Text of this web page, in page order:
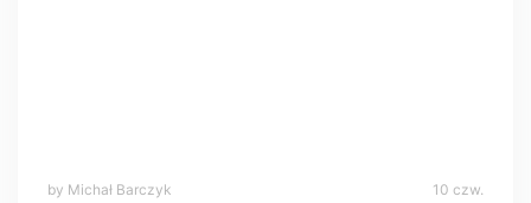
by Michał Barczyk 10 czw.